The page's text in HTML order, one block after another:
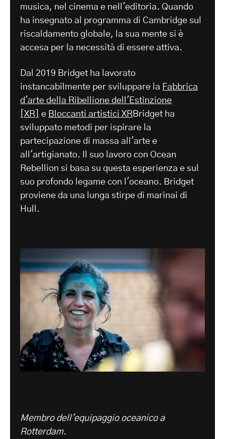
musica, nel cinema e nell'editoria. Quando
ha insegnato al programma di Cambridge sul
riscaldamento globale, la sua mente si è
accesa per la necessità di essere attiva.
Dal 2019 Bridget ha lavorato
instancabilmente per sviluppare la Fabbrica
d'arte della Ribellione dell'Estinzione
[XR]
e Bloccanti artistici XR Bridget ha
sviluppato metodi per ispirare la
partecipazione di massa all'arte e
all'artigianato. Il suo lavoro con Ocean
Rebellion si basa su questa esperienza e sul
suo profondo legame con l'oceano. Bridget
proviene da una lunga stirpe di marinai di
Hull.
Membro dell'equipaggio oceanico a
Rotterdam.